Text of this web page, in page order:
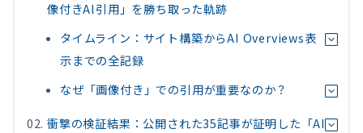
像付きAI引用」を勝ち取った軌跡
タイムライン：サイト構築からAI Overviews表
示までの全記録
なぜ「画像付き」での引用が重要なのか？
衝撃の検証結果：公開された35記事が証明した「AI